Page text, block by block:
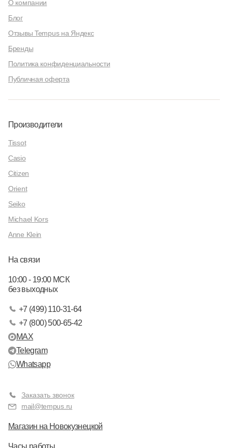
О компании
Блог
Отзывы Tempus на Яндекс
Бренды
Политика конфиденциальности
Публичная оферта
Производители
Tissot
Casio
Citizen
Orient
Seiko
Michael Kors
Anne Klein
На связи
10:00 - 19:00 МСК
без выходных
+7 (499) 110-31-64
+7 (800) 500-65-42
MAX
Telegram
Whatsapp
Заказать звонок
mail@tempus.ru
Магазин на Новокузнецкой
Часы работы